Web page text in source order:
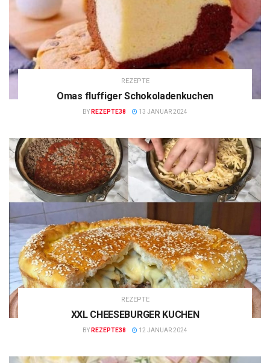
REZEPTE
Omas fluffiger Schokoladenkuchen
BY REZEPTE38 13 JANUAR 2024
REZEPTE
XXL CHEESEBURGER KUCHEN
BY REZEPTE38 12 JANUAR 2024